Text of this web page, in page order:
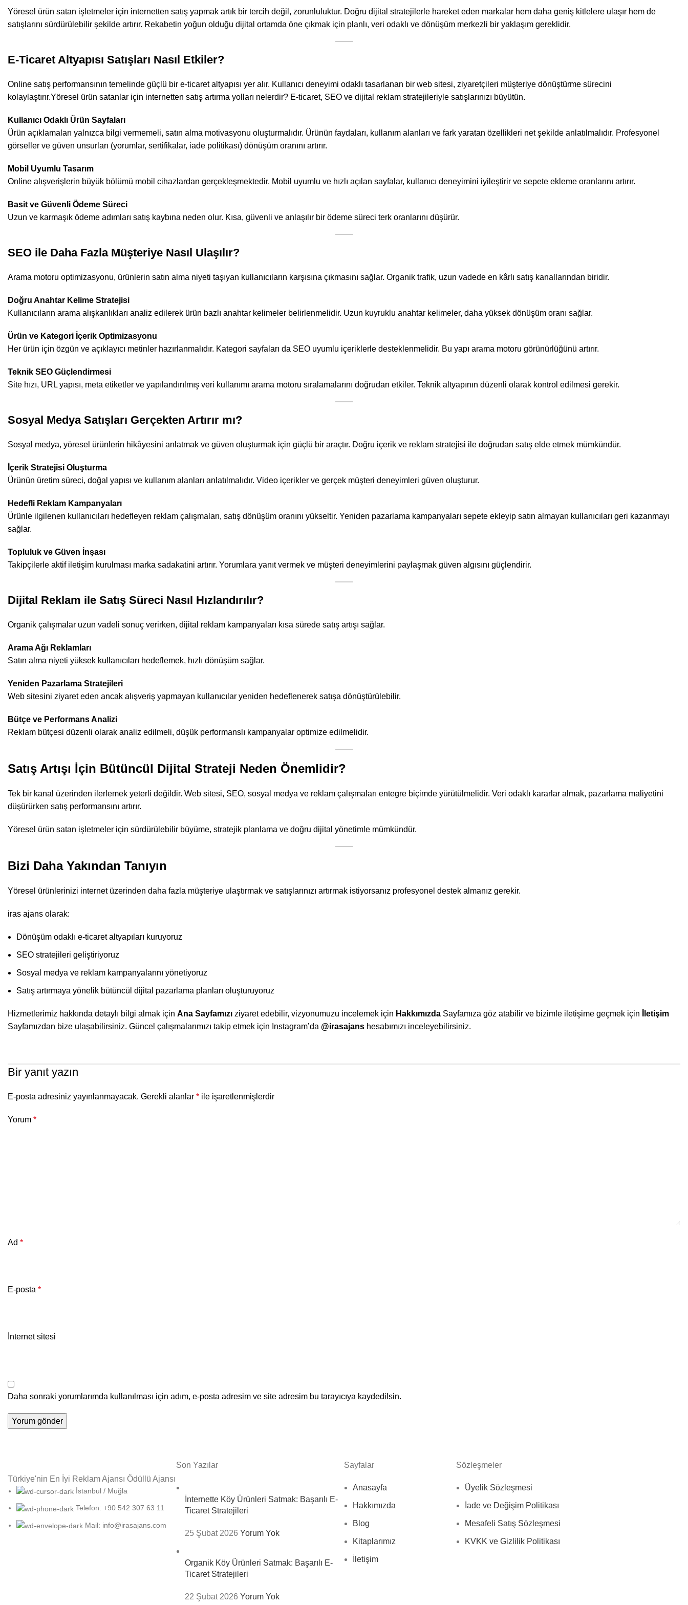
Yöresel ürün satan işletmeler için internetten satış yapmak artık bir tercih değil, zorunluluktur. Doğru dijital stratejilerle hareket eden markalar hem daha geniş kitlelere ulaşır hem de
satışlarını sürdürülebilir şekilde artırır. Rekabetin yoğun olduğu dijital ortamda öne çıkmak için planlı, veri odaklı ve dönüşüm merkezli bir yaklaşım gereklidir.
E-Ticaret Altyapısı Satışları Nasıl Etkiler?
Online satış performansının temelinde güçlü bir e-ticaret altyapısı yer alır. Kullanıcı deneyimi odaklı tasarlanan bir web sitesi, ziyaretçileri müşteriye dönüştürme sürecini
kolaylaştırır.Yöresel ürün satanlar için internetten satış artırma yolları nelerdir? E-ticaret, SEO ve dijital reklam stratejileriyle satışlarınızı büyütün.
Kullanıcı Odaklı Ürün Sayfaları
Ürün açıklamaları yalnızca bilgi vermemeli, satın alma motivasyonu oluşturmalıdır. Ürünün faydaları, kullanım alanları ve fark yaratan özellikleri net şekilde anlatılmalıdır. Profesyonel
görseller ve güven unsurları (yorumlar, sertifikalar, iade politikası) dönüşüm oranını artırır.
Mobil Uyumlu Tasarım
Online alışverişlerin büyük bölümü mobil cihazlardan gerçekleşmektedir. Mobil uyumlu ve hızlı açılan sayfalar, kullanıcı deneyimini iyileştirir ve sepete ekleme oranlarını artırır.
Basit ve Güvenli Ödeme Süreci
Uzun ve karmaşık ödeme adımları satış kaybına neden olur. Kısa, güvenli ve anlaşılır bir ödeme süreci terk oranlarını düşürür.
SEO ile Daha Fazla Müşteriye Nasıl Ulaşılır?
Arama motoru optimizasyonu, ürünlerin satın alma niyeti taşıyan kullanıcıların karşısına çıkmasını sağlar. Organik trafik, uzun vadede en kârlı satış kanallarından biridir.
Doğru Anahtar Kelime Stratejisi
Kullanıcıların arama alışkanlıkları analiz edilerek ürün bazlı anahtar kelimeler belirlenmelidir. Uzun kuyruklu anahtar kelimeler, daha yüksek dönüşüm oranı sağlar.
Ürün ve Kategori İçerik Optimizasyonu
Her ürün için özgün ve açıklayıcı metinler hazırlanmalıdır. Kategori sayfaları da SEO uyumlu içeriklerle desteklenmelidir. Bu yapı arama motoru görünürlüğünü artırır.
Teknik SEO Güçlendirmesi
Site hızı, URL yapısı, meta etiketler ve yapılandırılmış veri kullanımı arama motoru sıralamalarını doğrudan etkiler. Teknik altyapının düzenli olarak kontrol edilmesi gerekir.
Sosyal Medya Satışları Gerçekten Artırır mı?
Sosyal medya, yöresel ürünlerin hikâyesini anlatmak ve güven oluşturmak için güçlü bir araçtır. Doğru içerik ve reklam stratejisi ile doğrudan satış elde etmek mümkündür.
İçerik Stratejisi Oluşturma
Ürünün üretim süreci, doğal yapısı ve kullanım alanları anlatılmalıdır. Video içerikler ve gerçek müşteri deneyimleri güven oluşturur.
Hedefli Reklam Kampanyaları
Ürünle ilgilenen kullanıcıları hedefleyen reklam çalışmaları, satış dönüşüm oranını yükseltir. Yeniden pazarlama kampanyaları sepete ekleyip satın almayan kullanıcıları geri kazanmayı
sağlar.
Topluluk ve Güven İnşası
Takipçilerle aktif iletişim kurulması marka sadakatini artırır. Yorumlara yanıt vermek ve müşteri deneyimlerini paylaşmak güven algısını güçlendirir.
Dijital Reklam ile Satış Süreci Nasıl Hızlandırılır?
Organik çalışmalar uzun vadeli sonuç verirken, dijital reklam kampanyaları kısa sürede satış artışı sağlar.
Arama Ağı Reklamları
Satın alma niyeti yüksek kullanıcıları hedeflemek, hızlı dönüşüm sağlar.
Yeniden Pazarlama Stratejileri
Web sitesini ziyaret eden ancak alışveriş yapmayan kullanıcılar yeniden hedeflenerek satışa dönüştürülebilir.
Bütçe ve Performans Analizi
Reklam bütçesi düzenli olarak analiz edilmeli, düşük performanslı kampanyalar optimize edilmelidir.
Satış Artışı İçin Bütüncül Dijital Strateji Neden Önemlidir?
Tek bir kanal üzerinden ilerlemek yeterli değildir. Web sitesi, SEO, sosyal medya ve reklam çalışmaları entegre biçimde yürütülmelidir. Veri odaklı kararlar almak, pazarlama maliyetini
düşürürken satış performansını artırır.
Yöresel ürün satan işletmeler için sürdürülebilir büyüme, stratejik planlama ve doğru dijital yönetimle mümkündür.
Bizi Daha Yakından Tanıyın
Yöresel ürünlerinizi internet üzerinden daha fazla müşteriye ulaştırmak ve satışlarınızı artırmak istiyorsanız profesyonel destek almanız gerekir.
iras ajans olarak:
Dönüşüm odaklı e-ticaret altyapıları kuruyoruz
SEO stratejileri geliştiriyoruz
Sosyal medya ve reklam kampanyalarını yönetiyoruz
Satış artırmaya yönelik bütüncül dijital pazarlama planları oluşturuyoruz
Hizmetlerimiz hakkında detaylı bilgi almak için Ana Sayfamızı ziyaret edebilir, vizyonumuzu incelemek için Hakkımızda Sayfamıza göz atabilir ve bizimle iletişime geçmek için
İletişim
Sayfamızdan bize ulaşabilirsiniz. Güncel çalışmalarımızı takip etmek için Instagram’da @irasajans hesabımızı inceleyebilirsiniz.
Bir yanıt yazın
E-posta adresiniz yayınlanmayacak. Gerekli alanlar * ile işaretlenmişlerdir
Yorum *
Ad *
E-posta *
İnternet sitesi
Daha sonraki yorumlarımda kullanılması için adım, e-posta adresim ve site adresim bu tarayıcıya kaydedilsin.
Türkiye'nin En İyi Reklam Ajansı Ödüllü Ajansı
İstanbul / Muğla
Telefon: +90 542 307 63 11
Mail: info@irasajans.com
Son Yazılar
İnternette Köy Ürünleri Satmak: Başarılı E-
Ticaret Stratejileri
25 Şubat 2026 Yorum Yok
Organik Köy Ürünleri Satmak: Başarılı E-
Ticaret Stratejileri
22 Şubat 2026 Yorum Yok
Sayfalar
Anasayfa
Hakkımızda
Blog
Kitaplarımız
İletişim
Sözleşmeler
Üyelik Sözleşmesi
İade ve Değişim Politikası
Mesafeli Satış Sözleşmesi
KVKK ve Gizlilik Politikası